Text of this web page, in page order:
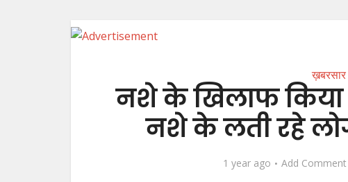
ख़बरसार
नशे के खिलाफ किया
नशे के लती रहे
1 year ago Add Comment